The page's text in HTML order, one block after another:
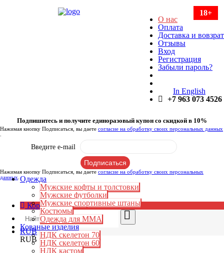
О нас
Оплата
Доставка и вовзрат
Отзывы
Вход
Регистрация
Забыли пароль?
In English
+7 963 073 4526
Подпишитесь и получите единоразовый купон со скидкой в 10%
Нажимая кнопку Подписаться, вы даете согласие на обработку своих персональных данных
Введите e-mail
Нажимая кнопку Подписаться, вы даете согласие на обработку своих персональных
данных
Корзина:0₽
RUB
RUB
Одежда
Мужские кофты и толстовки
Мужские футболки
Мужские спортивные штаны
Костюмы
Одежда для ММА
Кованые изделия
НДК скелетон 70
НДК скелетон 60
НДК кастом
18+